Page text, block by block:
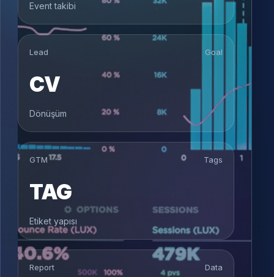
Event takibi
Lead Goal
CV
Dönüşüm
GTM Tags
TAG
Etiket yapısı
Report Data